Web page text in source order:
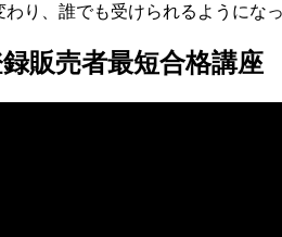
り、誰でも受けられるようになっ
録販売者最短合格講座